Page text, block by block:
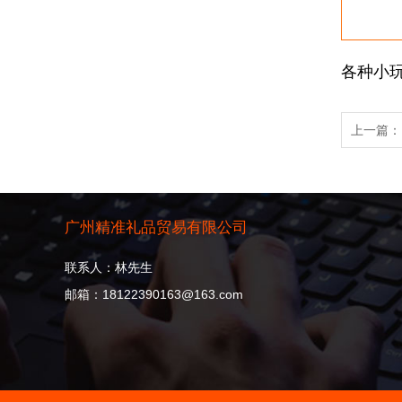
各种小
上一篇：
广州精准礼品贸易有限公司
联系人：林先生
邮箱：18122390163@163.com